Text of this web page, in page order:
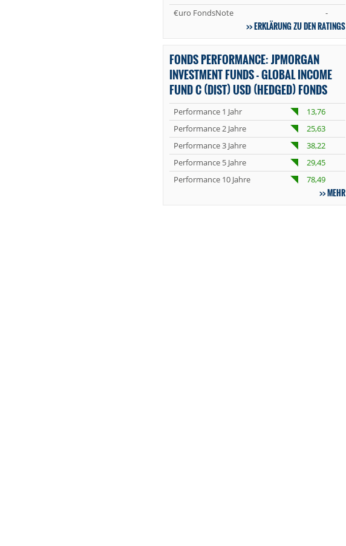
€uro FondsNote -
ERKLÄRUNG ZU DEN RATINGS
FONDS PERFORMANCE: JPMORGAN
INVESTMENT FUNDS - GLOBAL INCOME
FUND C (DIST) USD (HEDGED) FONDS
Performance 1 Jahr
13,76
Performance 2 Jahre
25,63
Performance 3 Jahre
38,22
Performance 5 Jahre
29,45
Performance 10 Jahre
78,49
MEHR